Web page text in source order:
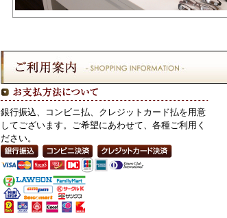
銀行振込、コンビニ払、クレジットカード払を用意
してございます。ご希望にあわせて、各種ご利用く
ださい。